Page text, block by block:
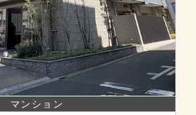
マンション